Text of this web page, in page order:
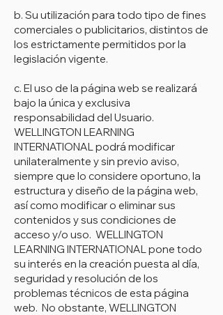
b. Su utilización para todo tipo de fines
comerciales o publicitarios, distintos de
los estrictamente permitidos por la
legislación vigente.
c. El uso de la página web se realizará
bajo la única y exclusiva
responsabilidad del Usuario.
WELLINGTON LEARNING
INTERNATIONAL podrá modificar
unilateralmente y sin previo aviso,
siempre que lo considere oportuno, la
estructura y diseño de la página web,
así como modificar o eliminar sus
contenidos y sus condiciones de
acceso y/o uso. WELLINGTON
LEARNING INTERNATIONAL pone todo
su interés en la creación puesta al día,
seguridad y resolución de los
problemas técnicos de esta página
web. No obstante, WELLINGTON